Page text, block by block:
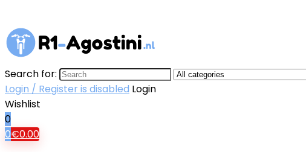
Search for:
Login / Register is disabled Login
Wishlist
0
0€0.00